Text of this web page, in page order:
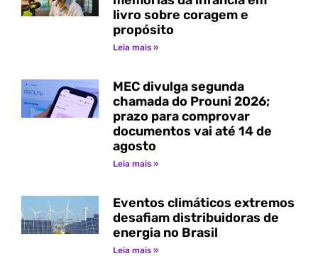
livro sobre coragem e
propósito
Leia mais »
MEC divulga segunda
chamada do Prouni 2026;
prazo para comprovar
documentos vai até 14 de
agosto
Leia mais »
Eventos climáticos extremos
desafiam distribuidoras de
energia no Brasil
Leia mais »